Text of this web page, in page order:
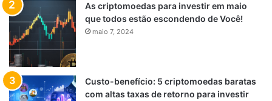
As criptomoedas para investir em maio
que todos estão escondendo de Você!
maio 7, 2024
Custo-benefício: 5 criptomoedas baratas
com altas taxas de retorno para investir